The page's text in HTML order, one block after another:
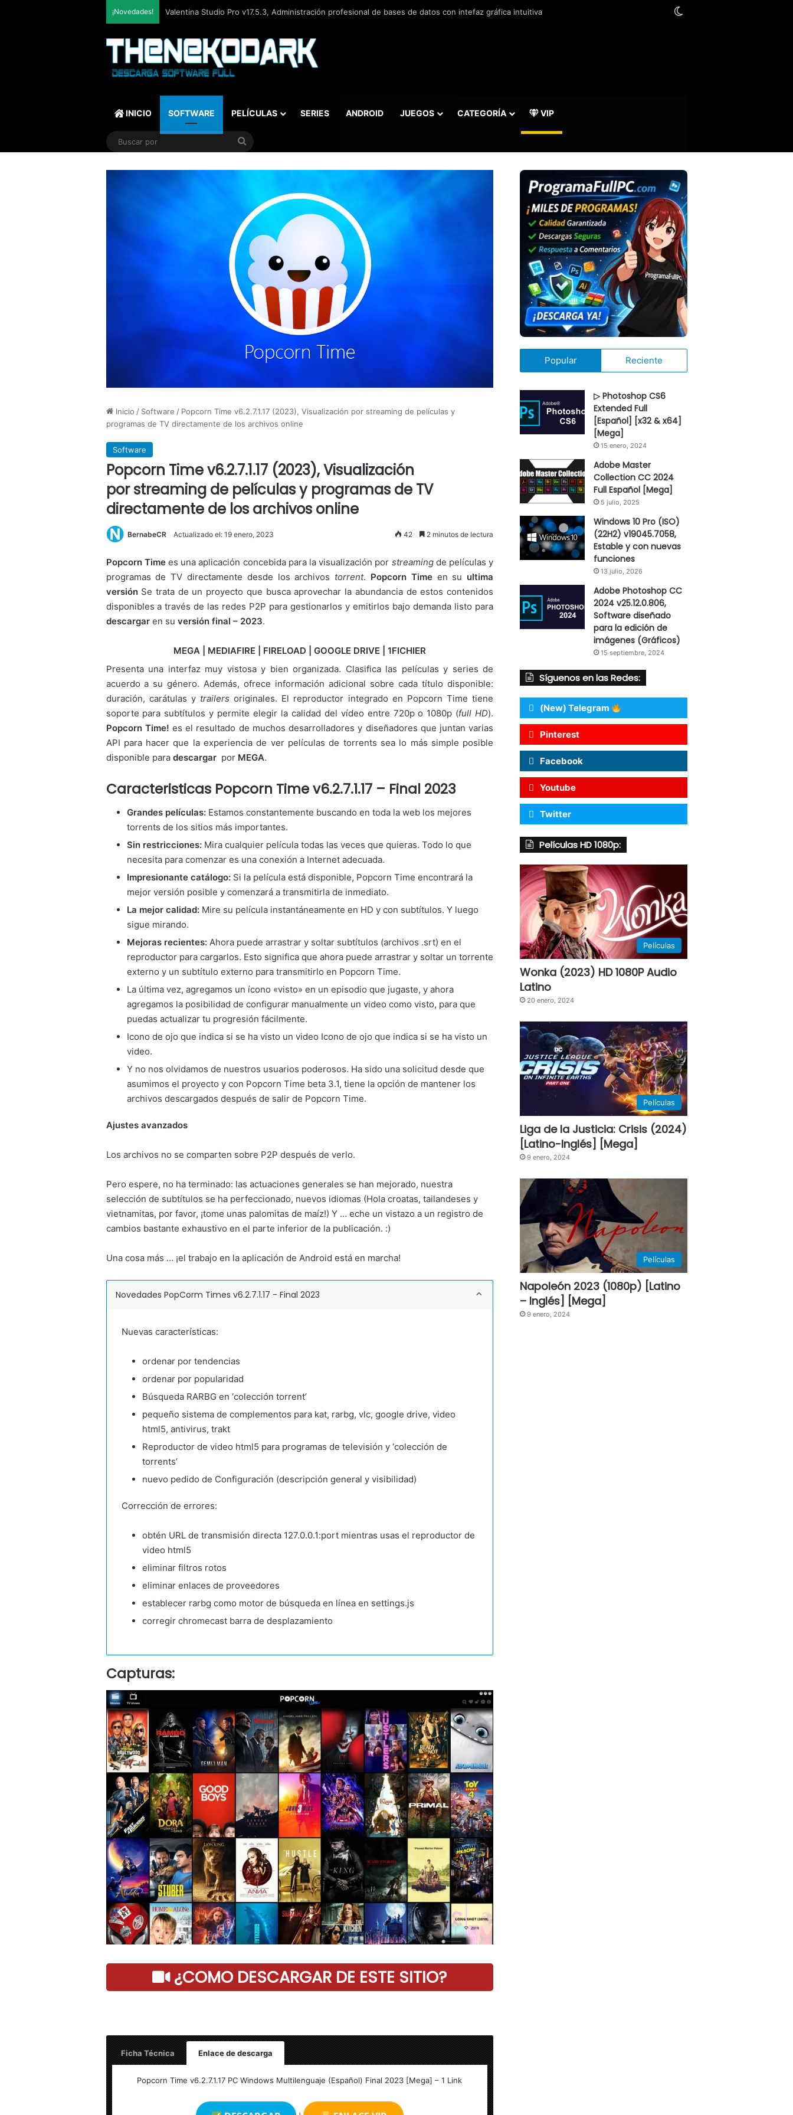
¡Novedades! SQLite Expert Professional v5.5.42.658, Administra bases de datos de la manera más fácil y rápida
INICIO SOFTWARE PELÍCULAS SERIES ANDROID JUEGOS CATEGORÍA VIP
Buscar
Inicio / Software / Popcorn Time v6.2.7.1.17 (2023), Visualización por streaming de películas y
programas de TV directamente de los archivos online
Software
Popcorn Time v6.2.7.1.17 (2023), Visualización
por streaming de películas y programas de TV
directamente de los archivos online
BernabeCR Actualizado el: 19 enero, 2023 42 2 minutos de lectura
Popcorn Timees una aplicación concebida para la visualización por streamingde películas y
programas de TV directamente desde los archivos torrent. Popcorn Time en su ultima
versión Se trata de un proyecto que busca aprovechar la abundancia de estos contenidos
disponibles a través de las redes P2P para gestionarlos y emitirlos bajo demanda listo para
descargar en su versión final – 2023.
MEGA | MEDIAFIRE | FIRELOAD | GOOGLE DRIVE | 1FICHIER
Presenta una interfaz muy vistosa y bien organizada. Clasifica las películas y series de
acuerdo a su género. Además, ofrece información adicional sobre cada título disponible:
duración, carátulas y trailers originales. El reproductor integrado en Popcorn Time tiene
soporte para subtítulos y permite elegir la calidad del vídeo entre 720p o 1080p (full HD).
Popcorn Time! es el resultado de muchos desarrolladores y diseñadores que juntan varias
API para hacer que la experiencia de ver películas de torrents sea lo más simple posible
disponible para descargar por MEGA.
Caracteristicas Popcorn Time v6.2.7.1.17 – Final 2023
Grandes películas: Estamos constantemente buscando en toda la web los mejores
torrents de los sitios más importantes.
Sin restricciones: Mira cualquier película todas las veces que quieras. Todo lo que
necesita para comenzar es una conexión a Internet adecuada.
Impresionante catálogo: Si la película está disponible, Popcorn Time encontrará la
mejor versión posible y comenzará a transmitirla de inmediato.
La mejor calidad: Mire su película instantáneamente en HD y con subtítulos. Y luego
sigue mirando.
Mejoras recientes: Ahora puede arrastrar y soltar subtítulos (archivos .srt) en el
reproductor para cargarlos. Esto significa que ahora puede arrastrar y soltar un torrente
externo y un subtítulo externo para transmitirlo en Popcorn Time.
La última vez, agregamos un ícono «visto» en un episodio que jugaste, y ahora
agregamos la posibilidad de configurar manualmente un video como visto, para que
puedas actualizar tu progresión fácilmente.
Icono de ojo que indica si se ha visto un video Icono de ojo que indica si se ha visto un
video.
Y no nos olvidamos de nuestros usuarios poderosos. Ha sido una solicitud desde que
asumimos el proyecto y con Popcorn Time beta 3.1, tiene la opción de mantener los
archivos descargados después de salir de Popcorn Time.
Ajustes avanzados
Los archivos no se comparten sobre P2P después de verlo.
Pero espere, no ha terminado: las actuaciones generales se han mejorado, nuestra
selección de subtítulos se ha perfeccionado, nuevos idiomas (Hola croatas, tailandeses y
vietnamitas, por favor, ¡tome unas palomitas de maíz!) Y … eche un vistazo a un registro de
cambios bastante exhaustivo en el parte inferior de la publicación. :)
Una cosa más … ¡el trabajo en la aplicación de Android está en marcha!
Novedades PopCorm Times v6.2.7.1.17 - Final 2023
Nuevas características:
ordenar por tendencias
ordenar por popularidad
Búsqueda RARBG en ‘colección torrent’
pequeño sistema de complementos para kat, rarbg, vlc, google drive, video
html5, antivirus, trakt
Reproductor de video html5 para programas de televisión y ‘colección de
torrents’
nuevo pedido de Configuración (descripción general y visibilidad)
Corrección de errores:
obtén URL de transmisión directa 127.0.0.1:port mientras usas el reproductor de
video html5
eliminar filtros rotos
eliminar enlaces de proveedores
establecer rarbg como motor de búsqueda en línea en settings.js
corregir chromecast barra de desplazamiento
Capturas:
¿COMO DESCARGAR DE ESTE SITIO?
Ficha Técnica
Enlace de descarga
Peso: Windows 54mb, Linux 80mb, Amdroid 49mb.
Popcorn Time v6.2.7.1.17 PC Windows Multilenguaje (Español) Final 2023 [Mega] – 1 Link
Popular Reciente
▷ Photoshop CS6
Extended Full
[Español] [x32 & x64]
[Mega]
15 enero, 2024
Adobe Master
Collection CC 2024
Full Español [Mega]
5 julio, 2025
Windows 10 Pro (ISO)
(22H2) v19045.7058,
Estable y con nuevas
funciones
13 julio, 2026
Adobe Photoshop CC
2024 v25.12.0.806,
Software diseñado
para la edición de
imágenes (Gráficos)
15 septiembre, 2024
Síguenos en las Redes:
(New) Telegram
Pinterest
Facebook
Youtube
Twitter
Películas HD 1080p:
Películas
Wonka (2023) HD 1080P Audio
Latino
20 enero, 2024
Películas
Liga de la Justicia: Crisis (2024)
[Latino-Inglés] [Mega]
9 enero, 2024
Películas
Napoleón 2023 (1080p) [Latino
– Inglés] [Mega]
9 enero, 2024